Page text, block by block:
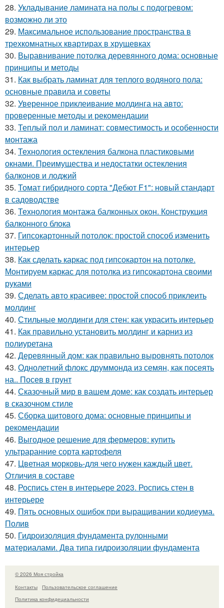
28. Укладывание ламината на полы с подогревом:
возможно ли это
29. Максимальное использование пространства в
трехкомнатных квартирах в хрущевках
30. Выравнивание потолка деревянного дома: основные
принципы и методы
31. Как выбрать ламинат для теплого водяного пола:
основные правила и советы
32. Уверенное приклеивание молдинга на авто:
проверенные методы и рекомендации
33. Теплый пол и ламинат: совместимость и особенности
монтажа
34. Технология остекления балкона пластиковыми
окнами. Преимущества и недостатки остекления
балконов и лоджий
35. Томат гибридного сорта "Дебют F1": новый стандарт
в садоводстве
36. Технология монтажа балконных окон. Конструкция
балконного блока
37. Гипсокартонный потолок: простой способ изменить
интерьер
38. Как сделать каркас под гипсокартон на потолке.
Монтируем каркас для потолка из гипсокартона своими
руками
39. Сделать авто красивее: простой способ приклеить
молдинг
40. Стильные молдинги для стен: как украсить интерьер
41. Как правильно установить молдинг и карниз из
полиуретана
42. Деревянный дом: как правильно выровнять потолок
43. Однолетний флокс друммонда из семян, как посеять
на.. Посев в грунт
44. Сказочный мир в вашем доме: как создать интерьер
в сказочном стиле
45. Сборка щитового дома: основные принципы и
рекомендации
46. Выгодное решение для фермеров: купить
ультраранние сорта картофеля
47. Цветная морковь-для чего нужен каждый цвет.
Отличия в составе
48. Роспись стен в интерьере 2023. Роспись стен в
интерьере
49. Пять основных ошибок при выращивании кодиеума.
Полив
50. Гидроизоляция фундамента рулонными
материалами. Два типа гидроизоляции фундамента
© 2026 Моя стройка
Контакты
Пользовательское соглашение
Политика конфидециальности